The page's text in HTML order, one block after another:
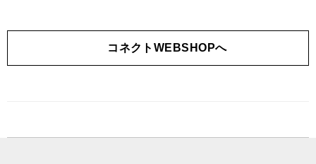
コネクトWEBSHOPへ